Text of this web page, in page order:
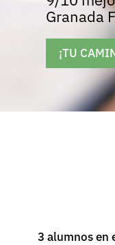
Granada
¡TU
3 alumnos en